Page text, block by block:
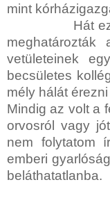
mint
Hát ezek
meghatározták
vetületeinek
becsületes
mély hálát
Mindig az volt a
orvosról vagy
nem folytatom
emberi
beláthatatlanba.